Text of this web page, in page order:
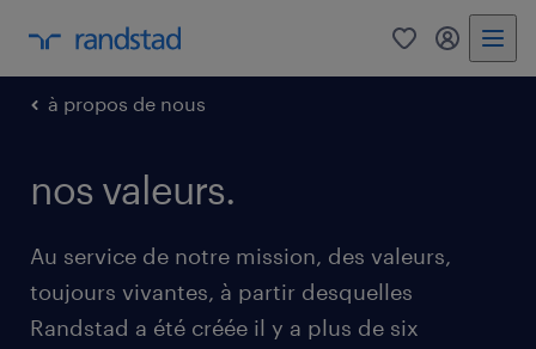
0 my
à propos de nous
nos valeurs.
Au service de notre mission, des valeurs,
toujours vivantes, à partir desquelles
Randstad a été créée il y a plus de six